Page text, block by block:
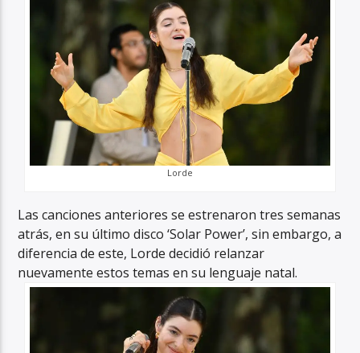
Lorde
Las canciones anteriores se estrenaron tres semanas
atrás, en su último disco ‘Solar Power’, sin embargo, a
diferencia de este, Lorde decidió relanzar
nuevamente estos temas en su lenguaje natal.